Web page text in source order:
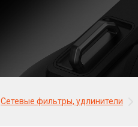
Сетевые фильтры, удлинители